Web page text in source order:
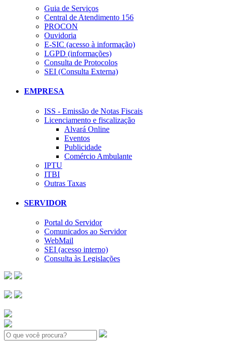
Guia de Serviços
Central de Atendimento 156
PROCON
Ouvidoria
E-SIC (acesso à informação)
LGPD (informações)
Consulta de Protocolos
SEI (Consulta Externa)
EMPRESA
ISS - Emissão de Notas Fiscais
Licenciamento e fiscalização
Alvará Online
Eventos
Publicidade
Comércio Ambulante
IPTU
ITBI
Outras Taxas
SERVIDOR
Portal do Servidor
Comunicados ao Servidor
WebMail
SEI (acesso interno)
Consulta às Legislações
Search: